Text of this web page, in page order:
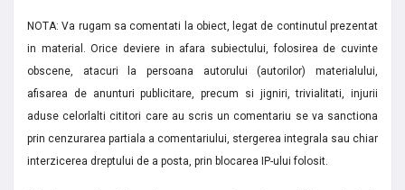
NOTA: Va rugam sa comentati la obiect, legat de continutul prezentat
in material. Orice deviere in afara subiectului, folosirea de cuvinte
obscene, atacuri la persoana autorului (autorilor) materialului,
afisarea de anunturi publicitare, precum si jigniri, trivialitati, injurii
aduse celorlalti cititori care au scris un comentariu se va sanctiona
prin cenzurarea partiala a comentariului, stergerea integrala sau chiar
interzicerea dreptului de a posta, prin blocarea IP-ului folosit.